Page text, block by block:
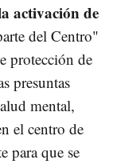
activación de
del Centro"
protección de
presuntas
mental,
el centro de
para que se